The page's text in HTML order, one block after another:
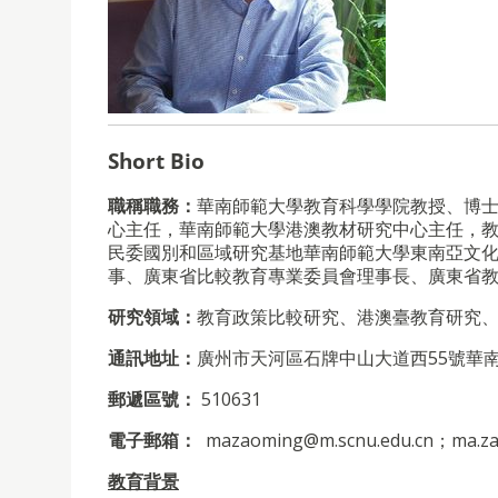
Short Bio
職稱職務： 華南師範大學教育科學學院教授、博
心主任，華南師範大學港澳教材研究中心主任，
民委國別和區域研究基地華南師範大學東南亞文
事、廣東省比較教育專業委員會理事長、廣東省
研究領域： 教育政策比較研究、港澳臺教育研究
通訊地址： 廣州市天河區石牌中山大道西55號華
郵遞區號： 510631
電子郵箱：
mazaoming@m.scnu.edu.cn；
教育背景